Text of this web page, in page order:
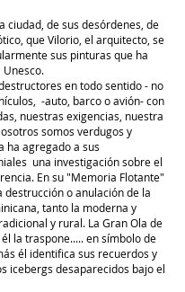
ciudad, de sus desórdenes, de
que Vilorio, el arquitecto, se
sus pinturas que ha
Unesco.
en todo sentido - no
-auto, barco o avión- con
nuestras exigencias, nuestra
somos verdugos y
ha agregado a sus
una investigación sobre el
En su "Memoria Flotante"
destrucción o anulación de la
tanto la moderna y
y rural. La Gran Ola de
la traspone..... en símbolo de
él identifica sus recuerdos y
icebergs desaparecidos bajo el